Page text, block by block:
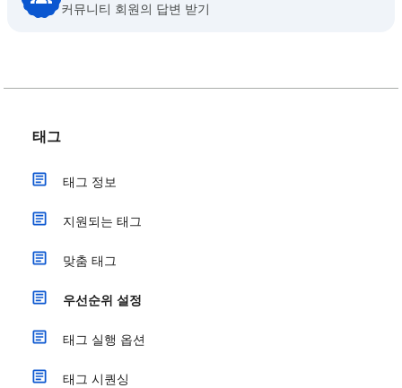
커뮤니티 회원의 답변 받기
태그
태그 정보
지원되는 태그
맞춤 태그
우선순위 설정
태그 실행 옵션
태그 시퀀싱